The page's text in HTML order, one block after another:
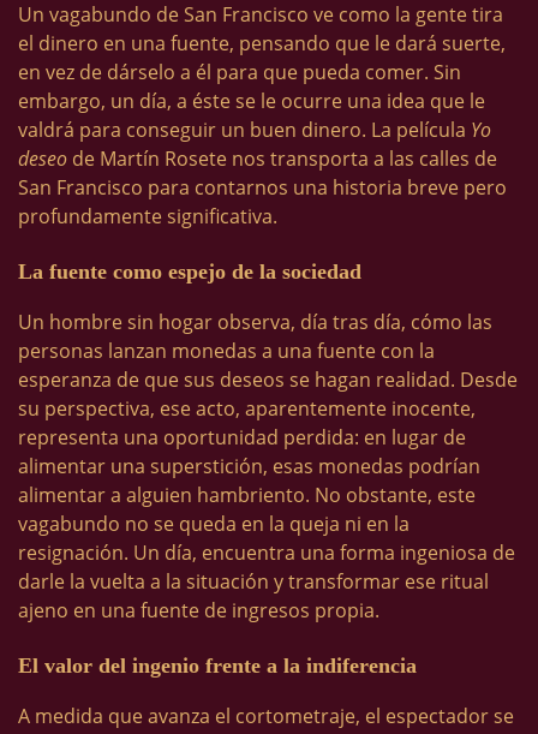
Un vagabundo de San Francisco ve como la gente tira
el dinero en una fuente, pensando que le dará suerte,
en vez de dárselo a él para que pueda comer. Sin
embargo, un día, a éste se le ocurre una idea que le
valdrá para conseguir un buen dinero. La película Yo
deseo de Martín Rosete nos transporta a las calles de
San Francisco para contarnos una historia breve pero
profundamente significativa.
La fuente como espejo de la sociedad
Un hombre sin hogar observa, día tras día, cómo las
personas lanzan monedas a una fuente con la
esperanza de que sus deseos se hagan realidad. Desde
su perspectiva, ese acto, aparentemente inocente,
representa una oportunidad perdida: en lugar de
alimentar una superstición, esas monedas podrían
alimentar a alguien hambriento. No obstante, este
vagabundo no se queda en la queja ni en la
resignación. Un día, encuentra una forma ingeniosa de
darle la vuelta a la situación y transformar ese ritual
ajeno en una fuente de ingresos propia.
El valor del ingenio frente a la indiferencia
A medida que avanza el cortometraje, el espectador se